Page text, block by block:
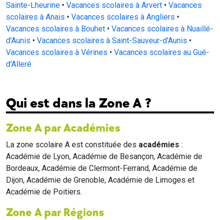
Sainte-Lheurine • Vacances scolaires à Arvert • Vacances
scolaires à Anais • Vacances scolaires à Angliers •
Vacances scolaires à Bouhet • Vacances scolaires à Nuaillé-
d'Aunis • Vacances scolaires à Saint-Sauveur-d'Aunis •
Vacances scolaires à Vérines • Vacances scolaires au Gué-
d'Alleré
Qui est dans la Zone A ?
Zone A par Académies
La zone scolaire A est constituée des académies :
Académie de Lyon, Académie de Besançon, Académie de
Bordeaux, Académie de Clermont-Ferrand, Académie de
Dijon, Académie de Grenoble, Académie de Limoges et
Académie de Poitiers.
Zone A par Régions